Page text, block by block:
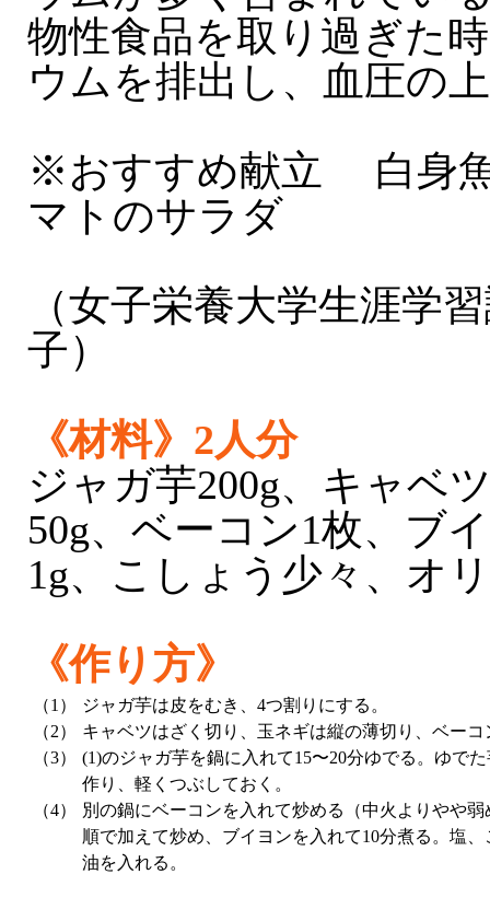
物性食品を取り過ぎた
ウムを排出し、血圧の
※おすすめ献立 白身
マトのサラダ
（女子栄養大学生涯学
子）
《材料》2人分
ジャガ芋200g、キャベ
50g、ベーコン1枚、ブ
1g、こしょう少々、オ
《作り方》
（1）
ジャガ芋は皮をむき、4つ割りにする。
（2）
キャベツはざく切り、玉ネギは縦の薄切り、ベーコ
（3）
(1)のジャガ芋を鍋に入れて15〜20分ゆでる。ゆで
作り、軽くつぶしておく。
（4）
別の鍋にベーコンを入れて炒める（中火よりやや
順で加えて炒め、ブイヨンを入れて10分煮る。塩
油を入れる。